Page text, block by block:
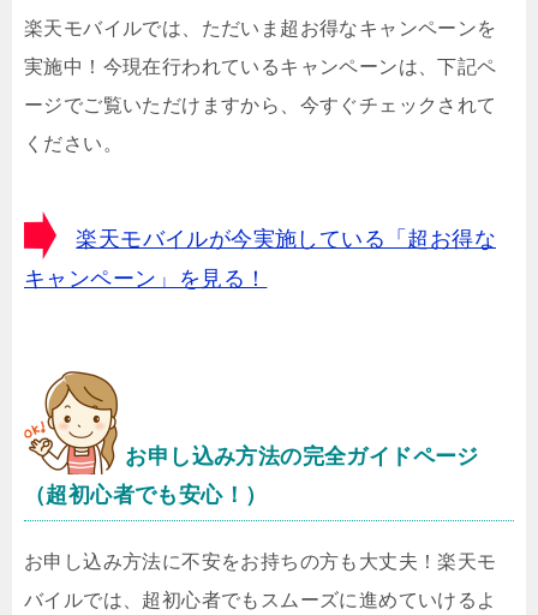
楽天モバイルでは、ただいま超お得なキャンペーンを
実施中！今現在行われているキャンペーンは、下記ペ
ージでご覧いただけますから、今すぐチェックされて
ください。
楽天モバイルが今実施している「超お得な
キャンペーン」を見る！
お申し込み方法の完全ガイドページ
（超初心者でも安心！）
お申し込み方法に不安をお持ちの方も大丈夫！楽天モ
バイルでは、超初心者でもスムーズに進めていけるよ